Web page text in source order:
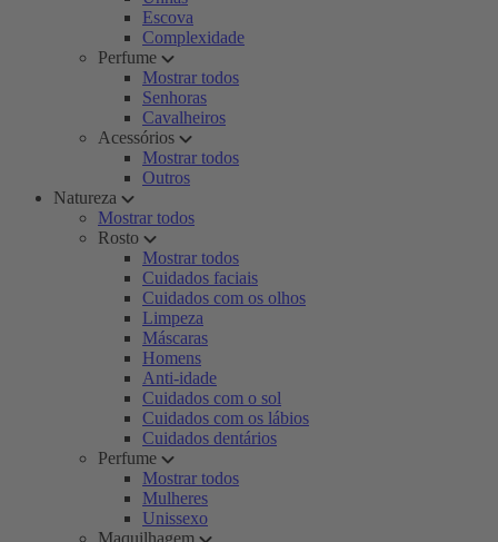
Escova
Complexidade
Perfume
Mostrar todos
Senhoras
Cavalheiros
Acessórios
Mostrar todos
Outros
Natureza
Mostrar todos
Rosto
Mostrar todos
Cuidados faciais
Cuidados com os olhos
Limpeza
Máscaras
Homens
Anti-idade
Cuidados com o sol
Cuidados com os lábios
Cuidados dentários
Perfume
Mostrar todos
Mulheres
Unissexo
Maquilhagem